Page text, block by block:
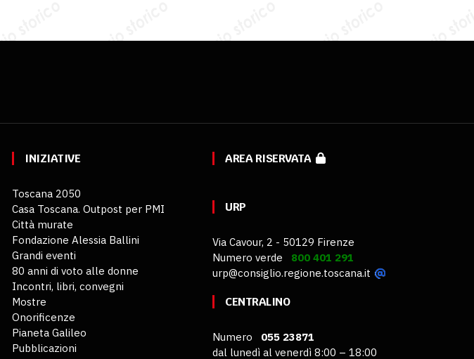
INIZIATIVE
Toscana 2050
Casa Toscana. Outpost per PMI
Città murate
Fondazione Alessia Ballini
Grandi eventi
80 anni di voto alle donne
Incontri, libri, convegni
Mostre
Onorificenze
Pianeta Galileo
Pubblicazioni
AREA RISERVATA
URP
Via Cavour, 2 - 50129 Firenze
Numero verde 800 401 291
urp@consiglio.regione.toscana.it
CENTRALINO
Numero 055 23871
dal lunedì al venerdì 8:00 – 18:00